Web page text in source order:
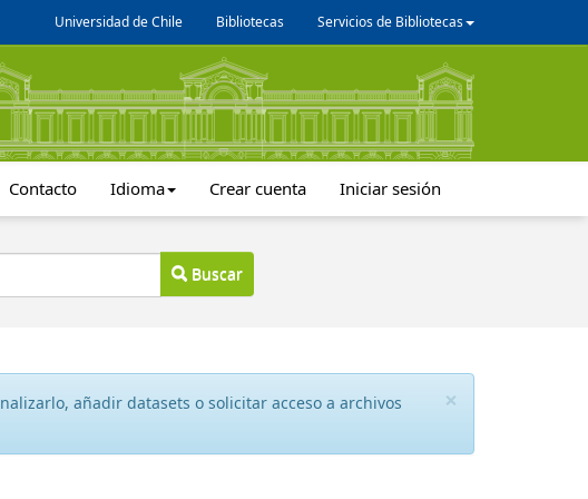
Universidad de Chile Bibliotecas Servicios de Bibliotecas
Contacto Idioma Crear cuenta Iniciar sesión
Buscar
×
añadir datasets o solicitar acceso a archivos